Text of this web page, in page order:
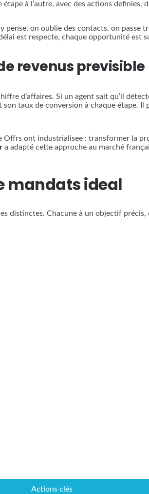
à l’autre, avec des actions
pense, on oublie des contacts, on
est respecte, chaque opportunité est
revenus previsible
d’affaires. Si un agent sait qu’il
taux de conversion à chaque étape.
Offrs ont industrialisee : transformer la
a adapté cette approche au marché
mandats ideal
distinctes. Chacune à un objectif précis,
Actions clés